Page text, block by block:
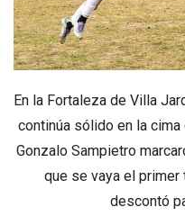
En la Fortaleza de Villa
continúa sólido en la
Gonzalo Sampietro
que se vaya el primer
descontó